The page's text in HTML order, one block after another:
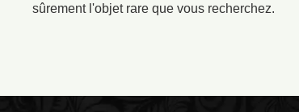
sûrement l'objet rare que vous recherchez.